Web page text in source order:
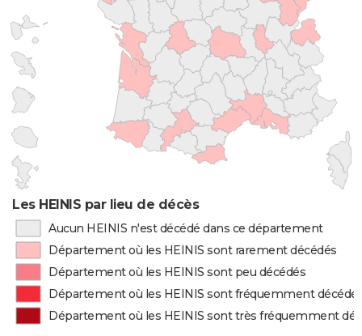
Les HEINIS par lieu de décès
Aucun HEINIS n'est décédé dans ce département
Département où les HEINIS sont rarement décédés
Département où les HEINIS sont peu décédés
Département où les HEINIS sont fréquemment
Département où les HEINIS sont très fréquemment